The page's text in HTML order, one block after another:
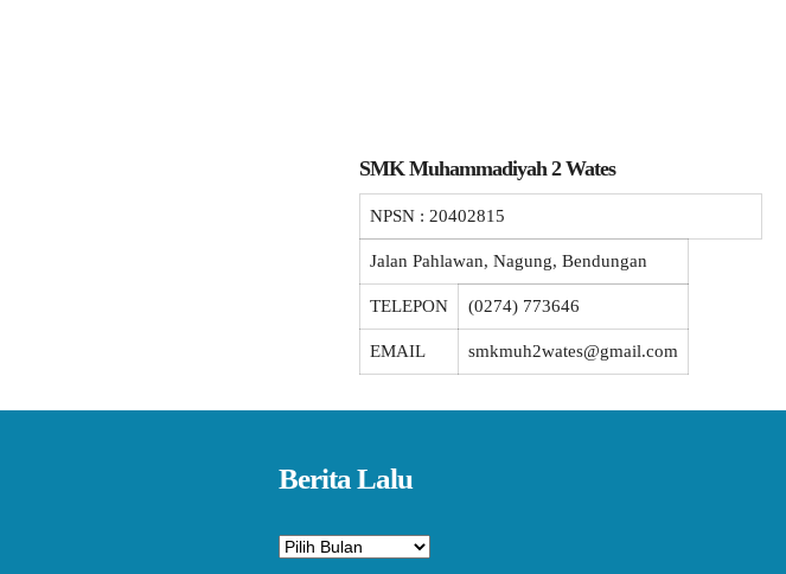
SMK Muhammadiyah 2 Wates
NPSN : 20402815
Jalan Pahlawan, Nagung, Bendungan
TELEPON (0274) 773646
EMAIL smkmuh2wates@gmail.com
Berita Lalu
Arsip